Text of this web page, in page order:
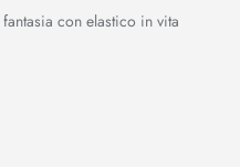
con elastico in vita